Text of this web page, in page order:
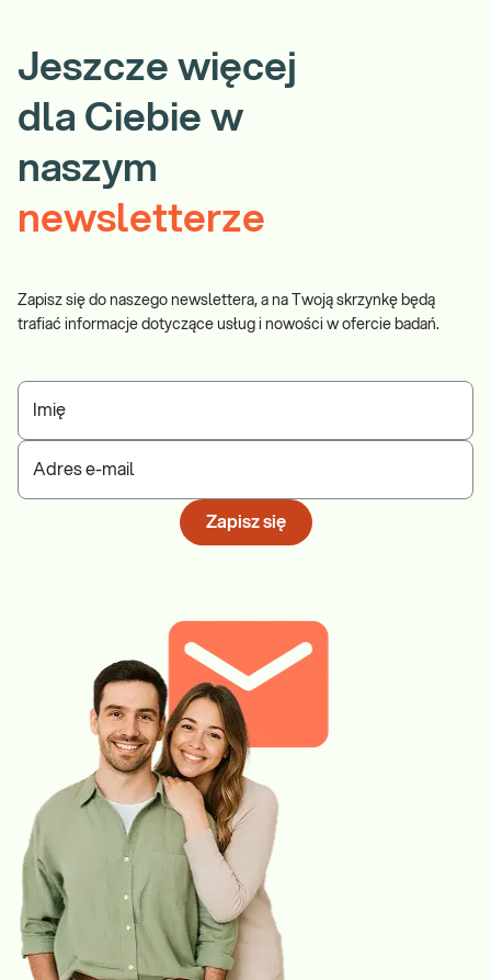
Jeszcze więcej
dla Ciebie w
naszym
newsletterze
Zapisz się do naszego newslettera, a na Twoją skrzynkę będą
trafiać informacje dotyczące usług i nowości w ofercie badań.
Imię
Adres e-mail
Zapisz się